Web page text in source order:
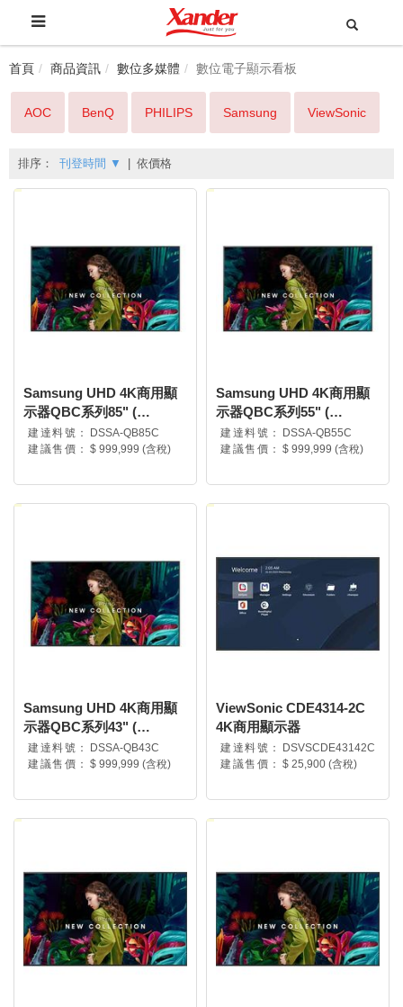
首頁 商品資訊 數位多媒體 數位電子顯示看板
AOC BenQ PHILIPS Samsung ViewSonic
排序： 刊登時間 ▼ 依價格
Samsung UHD 4K商用顯
示器QBC系列85" (
LH85QBCEBGCXZW )
建達料號：
DSSA-QB85C
建議售價： $ 999,999 (含稅)
Samsung UHD 4K商用顯
示器QBC系列55" (
LH55QBCEBGCXZW )
建達料號：
DSSA-QB55C
建議售價： $ 999,999 (含稅)
Samsung UHD 4K商用顯
示器QBC系列43" (
LH43QBCEBGCXZW )
建達料號：
DSSA-QB43C
建議售價： $ 999,999 (含稅)
ViewSonic CDE4314-2C
4K商用顯示器
建達料號：
DSVSCDE43142C
建議售價： $ 25,900 (含稅)